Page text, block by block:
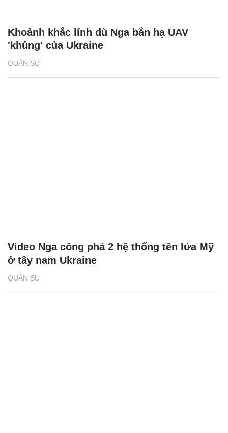
QUÂN SỰ
Khoảnh khắc lính dù Nga bắn hạ UAV
'khủng' của Ukraine
QUÂN SỰ
Video Nga công phá 2 hệ thống tên lửa Mỹ
ở tây nam Ukraine